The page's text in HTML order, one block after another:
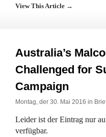
View This Article →
Australia’s
Challenged for
Campaign
Montag, der 30. Mai 2016 in
Leider ist der Eintrag nur
verfügbar.